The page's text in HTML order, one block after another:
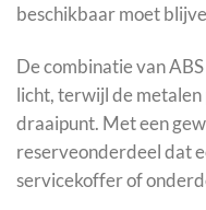
beschikbaar moet
De combinatie van
licht, terwijl de
draaipunt. Met een
reserveonderdeel dat
servicekoffer of